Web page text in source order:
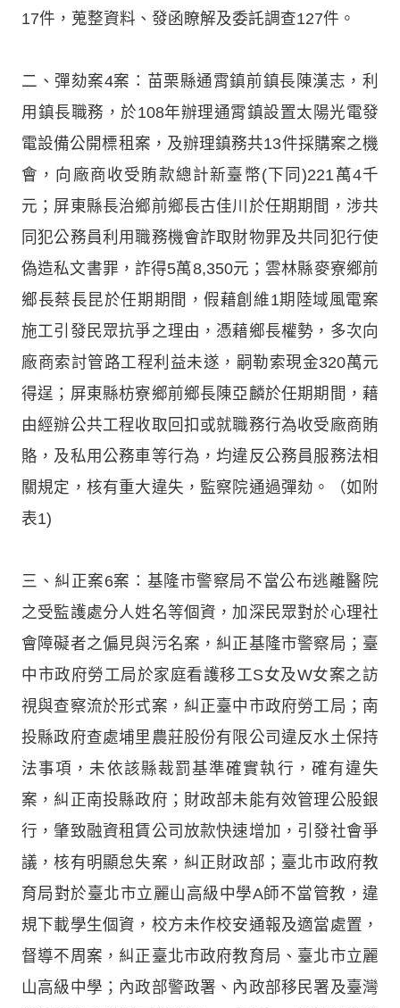
17件，蒐整資料、發函瞭解及委託調查127件。
二、彈劾案4案：苗栗縣通霄鎮前鎮長陳漢志，利
用鎮長職務，於108年辦理通霄鎮設置太陽光電發
電設備公開標租案，及辦理鎮務共13件採購案之機
會，向廠商收受賄款總計新臺幣(下同)221萬4千
元；屏東縣長治鄉前鄉長古佳川於任期期間，涉共
同犯公務員利用職務機會詐取財物罪及共同犯行使
偽造私文書罪，詐得5萬8,350元；雲林縣麥寮鄉前
鄉長蔡長昆於任期期間，假藉創維1期陸域風電案
施工引發民眾抗爭之理由，憑藉鄉長權勢，多次向
廠商索討管路工程利益未遂，嗣勒索現金320萬元
得逞；屏東縣枋寮鄉前鄉長陳亞麟於任期期間，藉
由經辦公共工程收取回扣或就職務行為收受廠商賄
賂，及私用公務車等行為，均違反公務員服務法相
關規定，核有重大違失，監察院通過彈劾。（如附
表1)
三、糾正案6案：基隆市警察局不當公布逃離醫院
之受監護處分人姓名等個資，加深民眾對於心理社
會障礙者之偏見與污名案，糾正基隆市警察局；臺
中市政府勞工局於家庭看護移工S女及W女案之訪
視與查察流於形式案，糾正臺中市政府勞工局；南
投縣政府查處埔里農莊股份有限公司違反水土保持
法事項，未依該縣裁罰基準確實執行，確有違失
案，糾正南投縣政府；財政部未能有效管理公股銀
行，肇致融資租賃公司放款快速增加，引發社會爭
議，核有明顯怠失案，糾正財政部；臺北市政府教
育局對於臺北市立麗山高級中學A師不當管教，違
規下載學生個資，校方未作校安通報及適當處置，
督導不周案，糾正臺北市政府教育局、臺北市立麗
山高級中學；內政部警政署、內政部移民署及臺灣